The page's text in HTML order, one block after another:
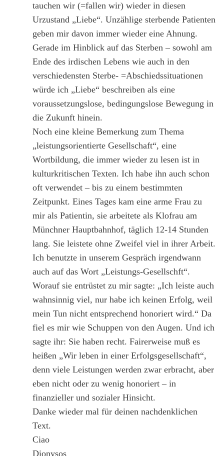
tauchen wir (=fallen wir) wieder in diesen
Urzustand „Liebe“. Unzählige sterbende Patienten
geben mir davon immer wieder eine Ahnung.
Gerade im Hinblick auf das Sterben – sowohl am
Ende des irdischen Lebens wie auch in den
verschiedensten Sterbe- =Abschiedssituationen
würde ich „Liebe“ beschreiben als eine
voraussetzungslose, bedingungslose Bewegung in
die Zukunft hinein.
Noch eine kleine Bemerkung zum Thema
„leistungsorientierte Gesellschaft“, eine
Wortbildung, die immer wieder zu lesen ist in
kulturkritischen Texten. Ich habe ihn auch schon
oft verwendet – bis zu einem bestimmten
Zeitpunkt. Eines Tages kam eine arme Frau zu
mir als Patientin, sie arbeitete als Klofrau am
Münchner Hauptbahnhof, täglich 12-14 Stunden
lang. Sie leistete ohne Zweifel viel in ihrer Arbeit.
Ich benutzte in unserem Gespräch irgendwann
auch auf das Wort „Leistungs-Gesellschft“.
Worauf sie entrüstet zu mir sagte: „Ich leiste auch
wahnsinnig viel, nur habe ich keinen Erfolg, weil
mein Tun nicht entsprechend honoriert wird.“ Da
fiel es mir wie Schuppen von den Augen. Und ich
sagte ihr: Sie haben recht. Fairerweise muß es
heißen „Wir leben in einer Erfolgsgesellschaft“,
denn viele Leistungen werden zwar erbracht, aber
eben nicht oder zu wenig honoriert – in
finanzieller und sozialer Hinsicht.
Danke wieder mal für deinen nachdenklichen
Text.
Ciao
Dionysos